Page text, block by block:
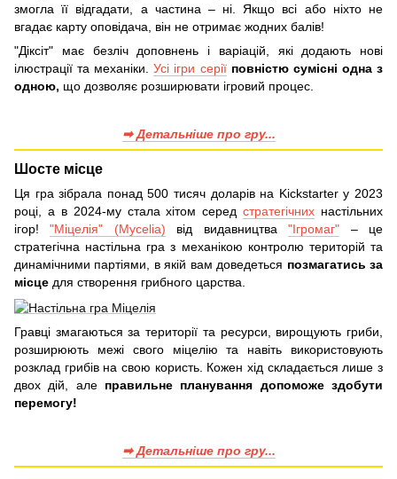
змогла її відгадати, а частина – ні. Якщо всі або ніхто не
вгадає карту оповідача, він не отримає жодних балів!
"Діксіт" має безліч доповнень і варіацій, які додають нові
ілюстрації та механіки.Усі ігри серії повністю сумісні одна з
одною, що дозволяє розширювати ігровий процес.
➡ Детальніше про гру...
Шосте місце
Ця гра зібрала понад 500 тисяч доларів на Kickstarter у 2023
році, а в 2024-му стала хітом середстратегічних настільних
ігор!"Міцелія" (Mycelia) від видавництва"Ігромаг" – це
стратегічна настільна гра з механікою контролю територій та
динамічними партіями, в якій вам доведеться позмагатись за
місце для створення грибного царства.
Гравці змагаються за території та ресурси, вирощують гриби,
розширюють межі свого міцелію та навіть використовують
розклад грибів на свою користь. Кожен хід складається лише з
двох дій, але правильне планування допоможе здобути
перемогу!
➡ Детальніше про гру...